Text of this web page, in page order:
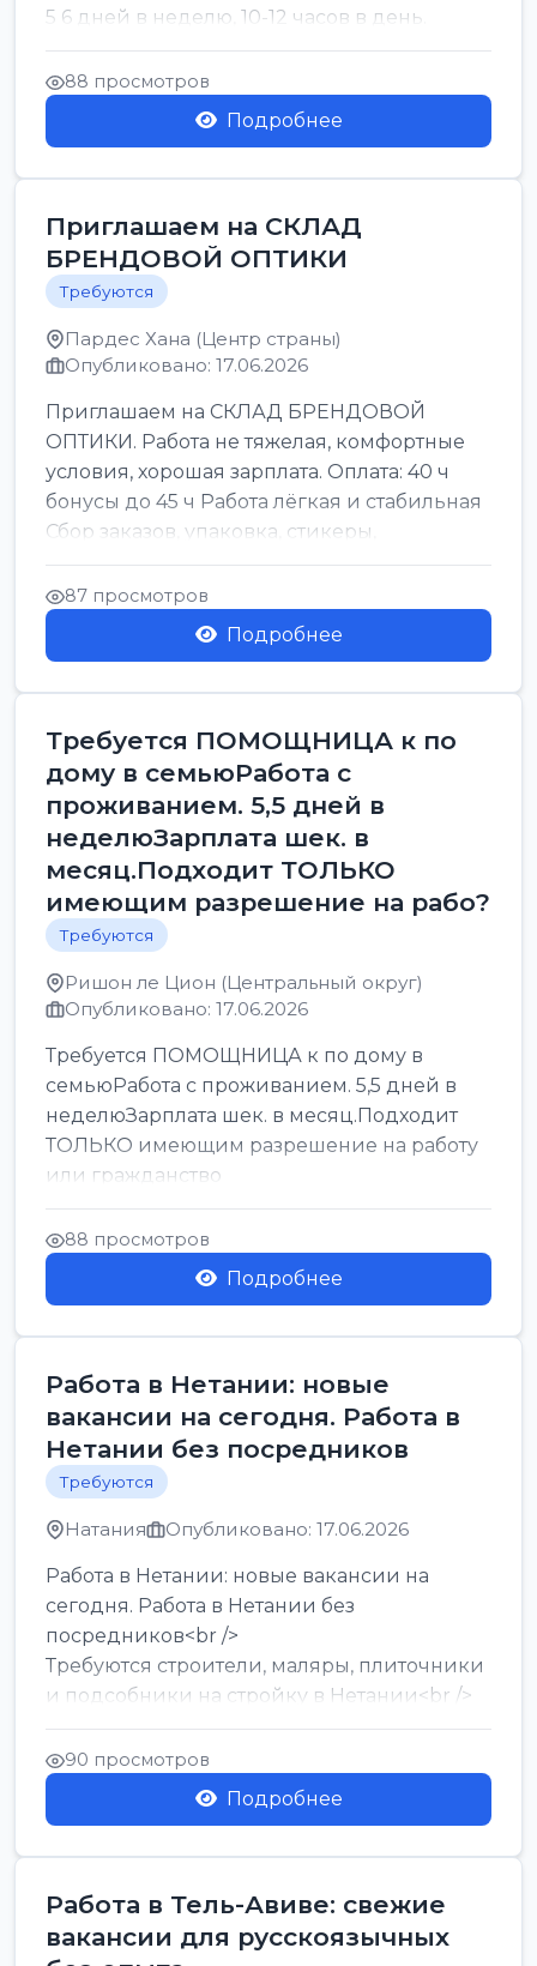
5 6 дней в неделю, 10-12 часов в день.
Колле ОП...
88 просмотров
Подробнее
Приглашаем на СКЛАД
БРЕНДОВОЙ ОПТИКИ
Требуются
Пардес Хана (Центр страны)
Опубликовано: 17.06.2026
Приглашаем на СКЛАД БРЕНДОВОЙ
ОПТИКИ. Работа не тяжелая, комфортные
условия, хорошая зарплата. Оплата: 40 ч
бонусы до 45 ч Работа лёгкая и стабильная
Сбор заказов, упаковка, стикеры,
сортировка Воскре...
87 просмотров
Подробнее
Требуется ПОМОЩНИЦА к по
дому в семьюРабота с
проживанием. 5,5 дней в
неделюЗарплата шек. в
месяц.Подходит ТОЛЬКО
имеющим разрешение на рабо?
Требуются
Ришон ле Цион (Центральный округ)
Опубликовано: 17.06.2026
Требуется ПОМОЩНИЦА к по дому в
семьюРабота с проживанием. 5,5 дней в
неделюЗарплата шек. в месяц.Подходит
ТОЛЬКО имеющим разрешение на работу
или гражданство
88 просмотров
Подробнее
Работа в Нетании: новые
вакансии на сегодня. Работа в
Нетании без посредников
Требуются
Натания Опубликовано: 17.06.2026
Работа в Нетании: новые вакансии на
сегодня. Работа в Нетании без
посредников<br />
Требуются строители, маляры, плиточники
и подсобники на стройку в Нетании<br />
Срочно требуются горничные, уборщи...
90 просмотров
Подробнее
Работа в Тель-Авиве: свежие
вакансии для русскоязычных